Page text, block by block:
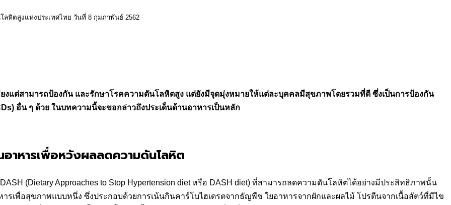
หิตสูงแห่งประเทศไทย วันที่ 8 กุมภาพันธ์ 2562
แต่สามารถป้องกัน และรักษาโรคความดันโลหิตสูง แต่ยังมีจุดมุ่งหมายให้แต่ละบุคคลมีสุขภาพโดยรวมที่ดี ซึ่งเป็นการป้องกัน
อื่น ๆ ด้วย ในบทความนี้จะขอกล่าวถึงประเด็นด้านอาหารเป็นหลัก
าหารเพื่อหวังผลลดความดันโลหิต
(Dietary Approaches to Stop Hypertension diet หรือ DASH diet) ที่สามารถลดความดันโลหิตได้อย่างมีประสิทธิภาพนั้น
รเพื่อสุขภาพแบบหนึ่ง ซึ่งประกอบด้วยการเน้นกินคาร์โบไฮเดรตจากธัญพืช ใยอาหารจากผักและผลไม้ โปรตีนจากเนื้อสัตว์ที่มีไข